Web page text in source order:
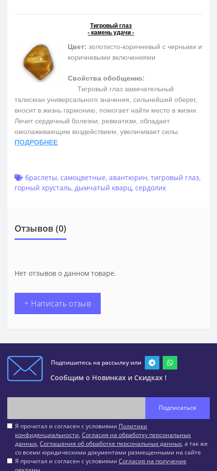
Тигровый глаз
- камень удачи -
Цвет: золотисто-коричневый с черными и
коричневыми включениями
Свойства обобщенно:
Тигровый глаз замечательный
талисман универсального значения, сильнейший оберег,
вносит в жизнь гармонию, помогает найти место в жизни.
Лечит сердечный болезни, ревматизм, обладает
омолаживающим воздействием, увеличивает силы
ПОДРОБНЕЕ
браслеты, самоцветные, авантюрин, тигровый глаз,
горный хрусталь, дымчатый кварц, сердолик
Отзывов (0)
Нет отзывов о данном товаре.
+ Написать отзыв
Подпишитесь на рассылку или
Сообщим о Новинках и Скидках !
Подписаться
Я прочитал и согласен с условиями Политики
конфиденциальности, Согласия на обработку персональных
данных, Соглашения об обработке персональных данных, а так же
со всеми юридическими документами размещенными на сайте
Я прочитал и согласен с условиями Согласия на получение